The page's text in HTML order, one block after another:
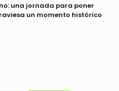
una jornada para poner
un momento histórico